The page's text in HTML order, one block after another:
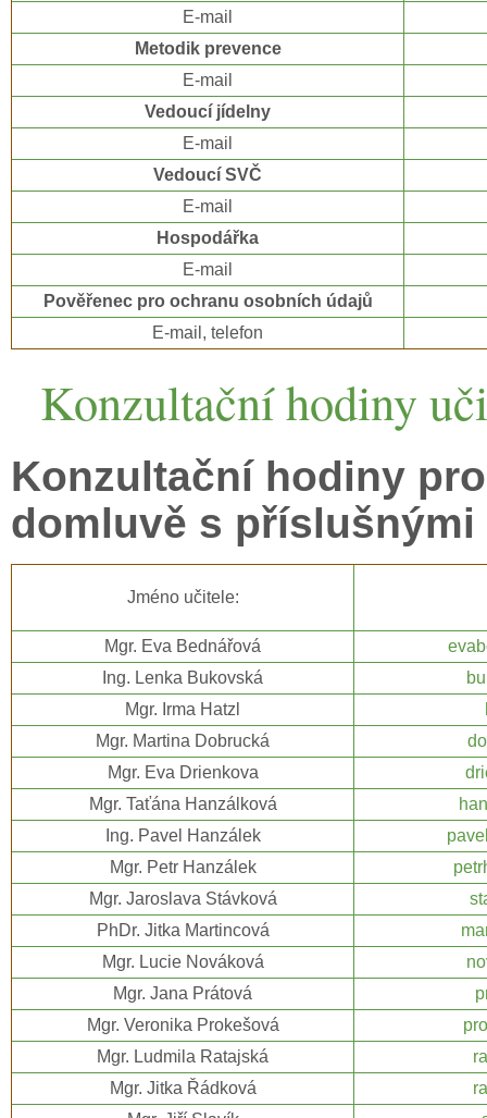
E-mail
Metodik prevence
E-mail
Vedoucí jídelny
E-mail
Vedoucí SVČ
E-mail
Hospodářka
E-mail
Pověřenec pro ochranu osobních údajů
E-mail, telefon
Konzultační hodiny
Konzultační hodiny
domluvě s
Jméno učitele:
Mgr. Eva Bednářová
Ing. Lenka Bukovská
Mgr. Irma Hatzl
Mgr. Martina Dobrucká
Mgr. Eva Drienkova
Mgr. Taťána Hanzálková
Ing. Pavel Hanzálek
Mgr. Petr Hanzálek
Mgr. Jaroslava Stávková
PhDr. Jitka Martincová
Mgr. Lucie Nováková
Mgr. Jana Prátová
Mgr. Veronika Prokešová
Mgr. Ludmila Ratajská
Mgr. Jitka Řádková